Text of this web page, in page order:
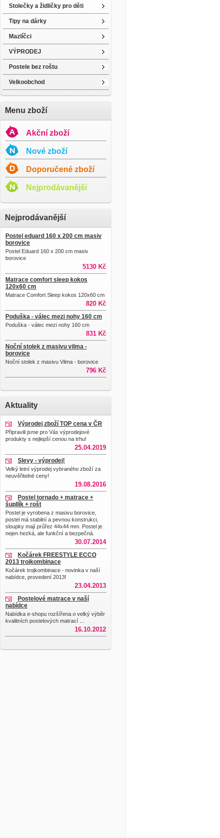
Stolečky a židličky pro děti
Tipy na dárky
Mazlíčci
VÝPRODEJ
Postele bez roštu
Velkoobchod
Menu zboží
Akční zboží
Nové zboží
Doporučené zboží
Nejprodávanější
Nejprodávanější
Postel eduard 160 x 200 cm masiv
borovice
Postel Eduard 160 x 200 cm masiv
borovice
5130 Kč
Matrace comfort sleep kokos
120x60 cm
Matrace Comfort Sleep kokos 120x60 cm
820 Kč
Poduška - válec mezi nohy 160 cm
Poduška - válec mezi nohy 160 cm
831 Kč
Noční stolek z masivu vilma -
borovice
Noční stolek z masivu Vilma - borovice
796 Kč
Aktuality
Výprodej zboží TOP cena v ČR
Připravili jsme pro Vás výprodejové
produkty s nejlepší cenou na trhu!
25.04.2019
Slevy - výprodej!
Velký letní výprodej vybraného zboží za
neuvěřitelné ceny!
19.08.2016
Postel tornado + matrace +
šupllík + rošt
Postel je vyrobena z masivu borovice,
postel má stabilní a pevnou konstrukci,
sloupky mají průřez 44x44 mm. Postel je
nejen hezká, ale funkční a bezpečná.
30.07.2014
Kočárek FREESTYLE ECCO
2013 trojkombinace
Kočárek trojkombinace - novinka v naší
nabídce, provedení 2013!
23.04.2013
Postelové matrace v naší
nabídce
Nabídka e-shopu rozšířena o velký výběr
kvalitních postelových matrací ...
16.10.2012